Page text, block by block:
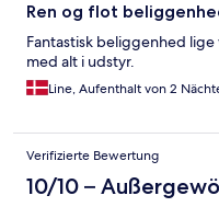
Ren og flot
Fantastisk beliggenhed
med alt i udstyr.
Line, Aufenthalt von 2
Verifizierte Bewertung
10/10 –